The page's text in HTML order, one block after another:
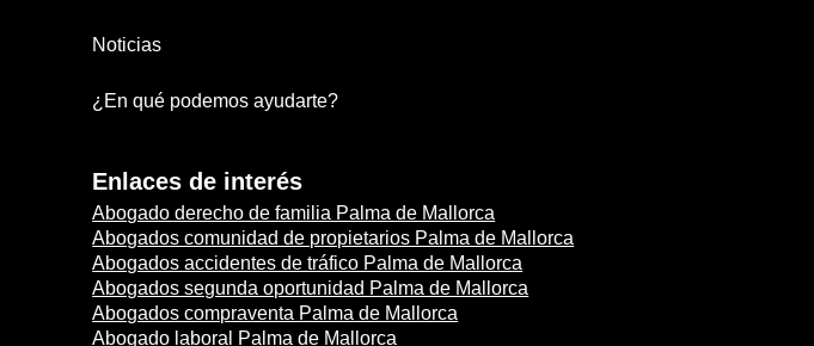
Noticias
¿En qué podemos ayudarte?
Enlaces de interés
Abogado derecho de familia Palma de Mallorca
Abogados comunidad de propietarios Palma de Mallorca
Abogados accidentes de tráfico Palma de Mallorca
Abogados segunda oportunidad Palma de Mallorca
Abogados compraventa Palma de Mallorca
Abogado laboral Palma de Mallorca